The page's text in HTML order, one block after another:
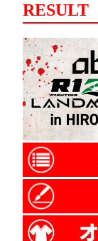
RESULT